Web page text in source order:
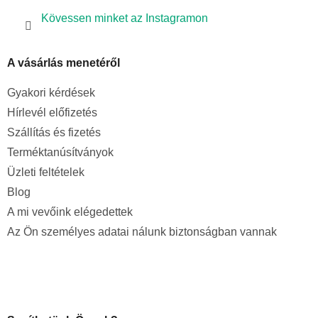
Kövessen minket az Instagramon
A vásárlás menetéről
Gyakori kérdések
Hírlevél előfizetés
Szállítás és fizetés
Terméktanúsítványok
Üzleti feltételek
Blog
A mi vevőink elégedettek
Az Ön személyes adatai nálunk biztonságban vannak